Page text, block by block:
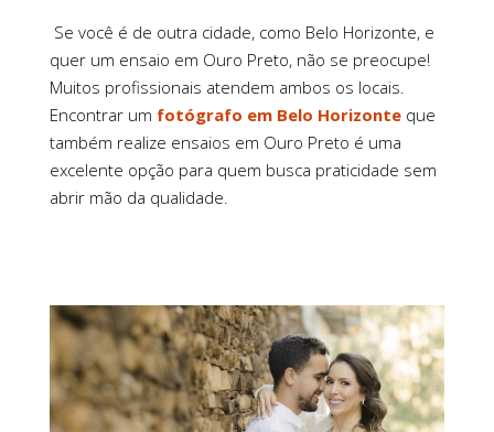
Se você é de outra cidade, como Belo Horizonte, e
quer um ensaio em Ouro Preto, não se preocupe!
Muitos profissionais atendem ambos os locais.
Encontrar um fotógrafo em Belo Horizonte que
também realize ensaios em Ouro Preto é uma
excelente opção para quem busca praticidade sem
abrir mão da qualidade.